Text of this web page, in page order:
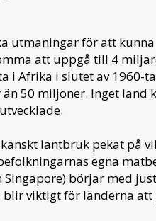
utmaningar för att
att uppgå till 4
i Afrika i slutet av 1960-
50 miljoner. Inget
lantbruk pekat på
egna
börjar med
blir viktigt för länderna